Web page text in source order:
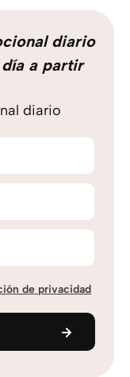
diario
a partir
diario
de privacidad